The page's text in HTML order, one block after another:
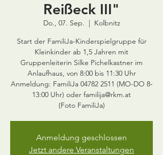
Reißeck III"
Do., 07. Sep.
  |
Kolbnitz
Start der FamiliJa-Kinderspielgruppe für
Kleinkinder ab 1,5 Jahren mit
Gruppenleiterin Silke Pichelkastner im
Anlaufhaus, von 8:00 bis 11:30 Uhr
Anmeldung: FamiliJa 04782 2511 (MO-DO 8-
13:00 Uhr) oder familija@rkm.at
Anmeldung geschlossen
Jetzt andere Veranstaltungen